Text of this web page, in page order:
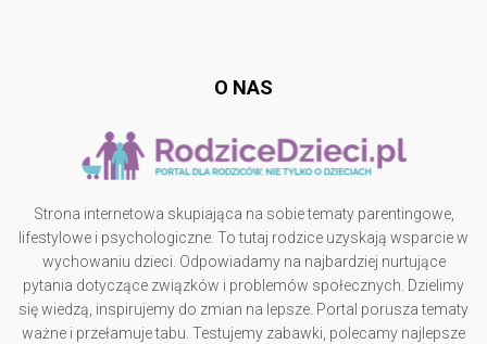
O NAS
Strona internetowa skupiająca na sobie tematy parentingowe,
lifestylowe i psychologiczne. To tutaj rodzice uzyskają wsparcie w
wychowaniu dzieci. Odpowiadamy na najbardziej nurtujące
pytania dotyczące związków i problemów społecznych. Dzielimy
się wiedzą, inspirujemy do zmian na lepsze. Portal porusza tematy
ważne i przełamuje tabu. Testujemy zabawki, polecamy najlepsze